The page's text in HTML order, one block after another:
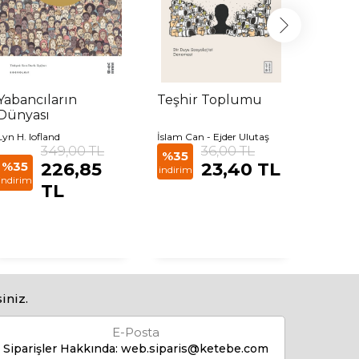
H. lofland
%35
349,00 TL
226,85
TL
Teşhir Toplumu
İslam Can - Ejder Ulutaş
%35
indirim
36,00 TL
23,40 TL
E-Posta
Siparişler Hakkında: web.siparis@ketebe.com